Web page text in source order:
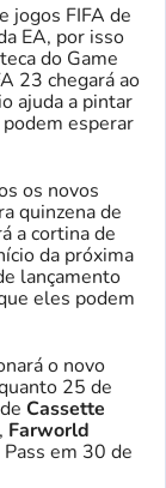
jogos FIFA de
EA, por isso
do Game
23 chegará ao
ajuda a pintar
esperar
os novos
quinzena de
a cortina de
da próxima
lançamento
eles podem
o novo
25 de
Cassette
Farworld
em 30 de